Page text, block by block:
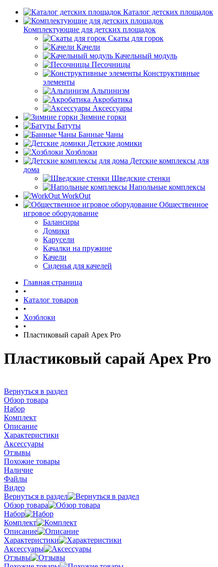
Каталог детских площадок
Комплектующие для детских площадок
Скаты для горок
Качели
Качельный модуль
Песочницы
Конструктивные
элементы
Альпинизм
Акробатика
Аксессуары
Зимние горки
Батуты
Банные Чаны
Детские домики
Хозблоки
Детские комплексы для
дома
Шведские стенки
Напольные комплексы
WorkOut
Общественное
игровое оборудование
Балансиры
Домики
Карусели
Качалки на пружине
Качели
Сиденья для качелей
Главная страница
•
Каталог товаров
•
Хозблоки
•
Пластиковый сарай Apex Pro
Пластиковый сарай Apex Pro
Вернуться в раздел
Обзор товара
Набор
Комплект
Описание
Характеристики
Аксессуары
Отзывы
Похожие товары
Наличие
Файлы
Видео
Вернуться в раздел
Обзор товара
Набор
Комплект
Описание
Характеристики
Аксессуары
Отзывы